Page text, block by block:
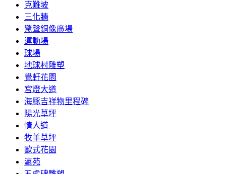
克難坡
三化牆
驚聲銅像廣場
運動場
球場
地球村雕塑
覺軒花園
宮燈大道
海豚吉祥物里程碑
陽光草坪
情人道
牧羊草坪
歐式花園
瀛苑